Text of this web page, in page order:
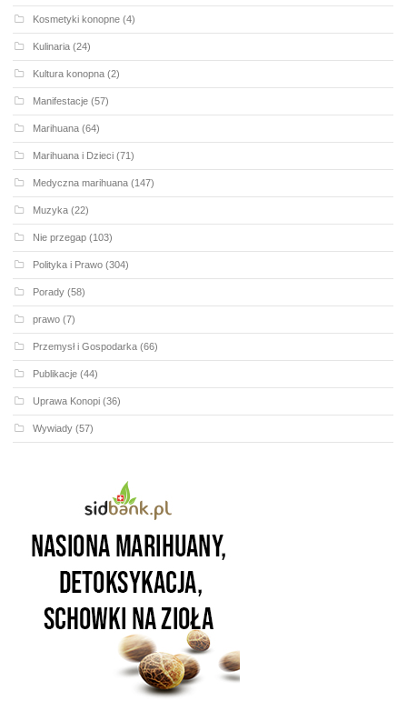
Kosmetyki konopne (4)
Kulinaria (24)
Kultura konopna (2)
Manifestacje (57)
Marihuana (64)
Marihuana i Dzieci (71)
Medyczna marihuana (147)
Muzyka (22)
Nie przegap (103)
Polityka i Prawo (304)
Porady (58)
prawo (7)
Przemysł i Gospodarka (66)
Publikacje (44)
Uprawa Konopi (36)
Wywiady (57)